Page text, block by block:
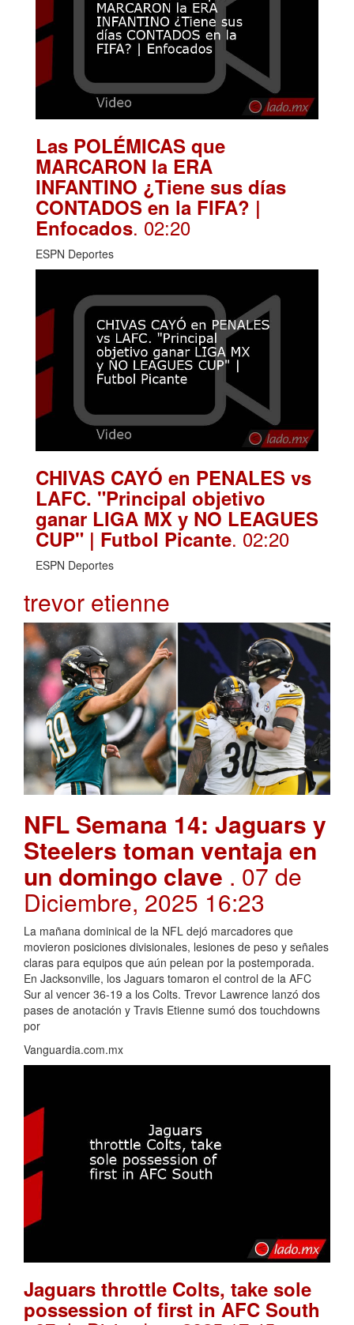
Las POLÉMICAS que
MARCARON la ERA
INFANTINO ¿Tiene sus días
CONTADOS en la FIFA? |
Enfocados. 02:20
ESPN Deportes
CHIVAS CAYÓ en PENALES vs
LAFC. "Principal objetivo
ganar LIGA MX y NO LEAGUES
CUP" | Futbol Picante. 02:20
ESPN Deportes
trevor etienne
NFL Semana 14: Jaguars y
Steelers toman ventaja en
un domingo clave . 07 de
Diciembre, 2025 16:23
La mañana dominical de la NFL dejó marcadores que
movieron posiciones divisionales, lesiones de peso y señales
claras para equipos que aún pelean por la postemporada.
En Jacksonville, los Jaguars tomaron el control de la AFC
Sur al vencer 36-19 a los Colts. Trevor Lawrence lanzó dos
pases de anotación y Travis Etienne sumó dos touchdowns
por
Vanguardia.com.mx
Jaguars throttle Colts, take sole
possession of first in AFC South